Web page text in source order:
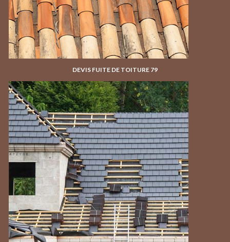
DEVIS FUITE DE TOITURE 79